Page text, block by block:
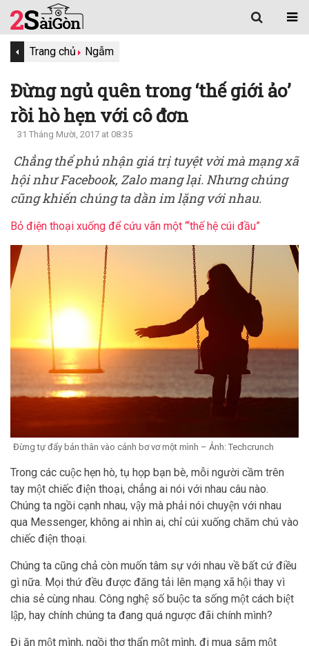
Trang chủ Ngẫm
Đừng ngủ quên trong ‘thế giới ảo’
rồi hò hẹn với cô đơn
31 Tháng Mười, 2017 at 08:35
Chẳng thể phủ nhận giá trị tuyệt vời mà mạng xã
hội như Facebook, Zalo mang lại. Nhưng chúng
cũng khiến chúng ta dần im lặng với nhau.
Bỏ điện thoại xuống để cứu vãn một “‘thế hệ cúi đầu”
Đừng tự đẩy bản thân vào cảnh bơ vơ một mình – Ảnh: Techcrunch
Trong các cuộc hẹn hò, tụ họp bạn bè, mỗi người cầm trên
tay một chiếc điện thoại, chẳng ai nói với nhau câu nào.
Chúng ta ngồi cạnh nhau, vậy mà phải nói chuyện với nhau
qua Messenger, không ai nhìn ai, chỉ cúi xuống chăm chú vào
chiếc điện thoại.
Chúng ta cũng chả còn muốn tâm sự với nhau về bất cứ điều
gì nữa. Mọi thứ đều được đăng tải lên mạng xã hội thay vì
chia sẻ cùng nhau. Công nghệ số buộc ta sống một cách biệt
lập, hay chính chúng ta đang quá ngược đãi chính mình?
Đi ăn một mình, ngồi thơ thẩn một mình, đi mua sắm một